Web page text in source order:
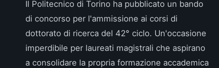
Il Politecnico di Torino ha pubblicato un bando
di concorso per l'ammissione ai corsi di
dottorato di ricerca del 42° ciclo. Un'occasione
imperdibile per laureati magistrali che aspirano
a consolidare la propria formazione accademica